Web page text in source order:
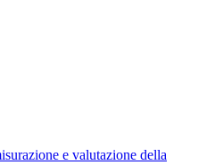
e valutazione della